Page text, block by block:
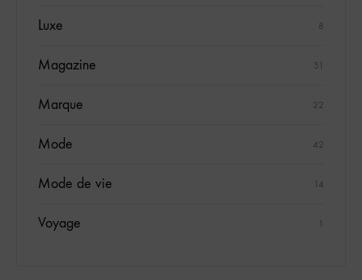
Luxe 8
Magazine 51
Marque 22
Mode 42
Mode de vie 14
Voyage 1